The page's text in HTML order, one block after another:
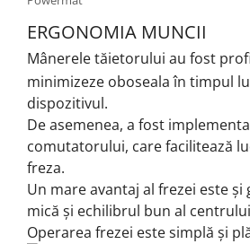
ERGONOMIA MUNCII
Mânerele tăietorului au fost
minimizeze oboseala în timpul
dispozitivul.
De asemenea, a fost
comutatorului, care facilitează
freza.
Un mare avantaj al frezei este
mică și echilibrul bun al
Operarea frezei este simplă și